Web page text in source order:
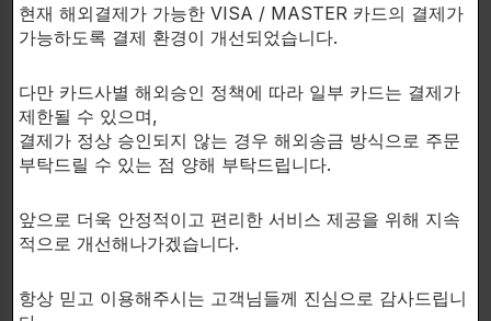
순수근매스와 근력증가에 매우
초 강력 천연근육증가성분
현재 해외결제가 가능한 VISA / MASTER 카드의 결제가
가능하도록 결제 환경이 개선되었습니다.
다만 카드사별 해외승인 정책에 따라 일부 카드는 결제가
제한될 수 있으며,
결제가 정상 승인되지 않는 경우 해외송금 방식으로 주문
부탁드릴 수 있는 점 양해 부탁드립니다.
앞으로 더욱 안정적이고 편리한 서비스 제공을 위해 지속
적으로 개선해나가겠습니다.
항상 믿고 이용해주시는 고객님들께 진심으로 감사드립니